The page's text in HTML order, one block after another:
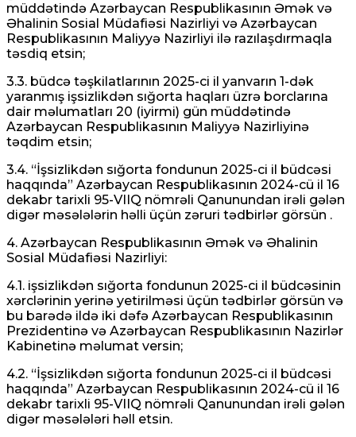
müddətində Azərbaycan Respublikasının Əmək və
Əhalinin Sosial Müdafiəsi Nazirliyi və Azərbaycan
Respublikasının Maliyyə Nazirliyi ilə razılaşdırmaqla
təsdiq etsin;
3.3. büdcə təşkilatlarının 2025-ci il yanvarın 1-dək
yaranmış işsizlikdən sığorta haqları üzrə borclarına
dair məlumatları 20 (iyirmi) gün müddətində
Azərbaycan Respublikasının Maliyyə Nazirliyinə
təqdim etsin;
3.4. “İşsizlikdən sığorta fondunun 2025-ci il büdcəsi
haqqında” Azərbaycan Respublikasının 2024-cü il 16
dekabr tarixli 95-VIIQ nömrəli Qanunundan irəli gələn
digər məsələlərin həlli üçün zəruri tədbirlər görsün .
4. Azərbaycan Respublikasının Əmək və Əhalinin
Sosial Müdafiəsi Nazirliyi:
4.1. işsizlikdən sığorta fondunun 2025-ci il büdcəsinin
xərclərinin yerinə yetirilməsi üçün tədbirlər görsün və
bu barədə ildə iki dəfə Azərbaycan Respublikasının
Prezidentinə və Azərbaycan Respublikasının Nazirlər
Kabinetinə məlumat versin;
4.2. “İşsizlikdən sığorta fondunun 2025-ci il büdcəsi
haqqında” Azərbaycan Respublikasının 2024-cü il 16
dekabr tarixli 95-VIIQ nömrəli Qanunundan irəli gələn
digər məsələləri həll etsin.